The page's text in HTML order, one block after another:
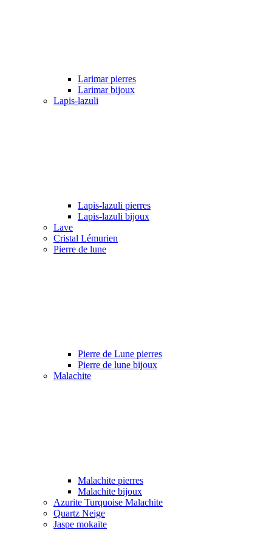
Larimar pierres
Larimar bijoux
Lapis-lazuli
Lapis-lazuli pierres
Lapis-lazuli bijoux
Lave
Cristal Lémurien
Pierre de lune
Pierre de Lune pierres
Pierre de lune bijoux
Malachite
Malachite pierres
Malachite bijoux
Azurite Turquoise Malachite
Quartz Neige
Jaspe mokaïte